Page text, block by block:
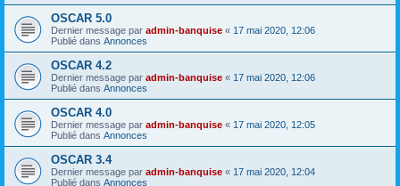
OSCAR 5.0
Dernier message par admin-banquise « 17 mai 2020, 12:06
Publié dans Annonces
OSCAR 4.2
Dernier message par admin-banquise « 17 mai 2020, 12:06
Publié dans Annonces
OSCAR 4.0
Dernier message par admin-banquise « 17 mai 2020, 12:05
Publié dans Annonces
OSCAR 3.4
Dernier message par admin-banquise « 17 mai 2020, 12:04
Publié dans Annonces